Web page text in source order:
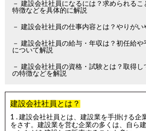
建設会社社員になるには？求められる
特徴などを具体的に解説
建設会社社員の仕事内容とは？やりが
建設会社社員の給与・年収は？初任給や
について解説
建設会社社員の資格・試験とは？取得
の特徴などを解説
建設会社社員とは？
建設会社社員とは、建設業を手掛ける企
をさす。建設業を営む企業の多くは、自ら